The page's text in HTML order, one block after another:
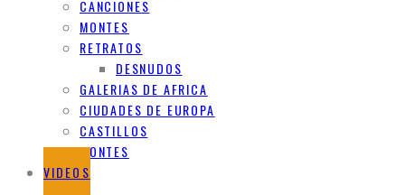
CANCIONES
MONTES
RETRATOS
DESNUDOS
GALERIAS DE AFRICA
CIUDADES DE EUROPA
CASTILLOS
MONTES
VIDEOS